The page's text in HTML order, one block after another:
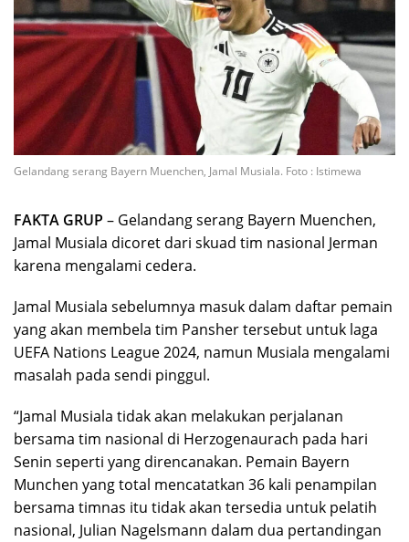
Gelandang serang Bayern Muenchen, Jamal Musiala. Foto : Istimewa
FAKTA GRUP – Gelandang serang Bayern Muenchen,
Jamal Musiala dicoret dari skuad tim nasional Jerman
karena mengalami cedera.
Jamal Musiala sebelumnya masuk dalam daftar pemain
yang akan membela tim Pansher tersebut untuk laga
UEFA Nations League 2024, namun Musiala mengalami
masalah pada sendi pinggul.
“Jamal Musiala tidak akan melakukan perjalanan
bersama tim nasional di Herzogenaurach pada hari
Senin seperti yang direncanakan. Pemain Bayern
Munchen yang total mencatatkan 36 kali penampilan
bersama timnas itu tidak akan tersedia untuk pelatih
nasional, Julian Nagelsmann dalam dua pertandingan